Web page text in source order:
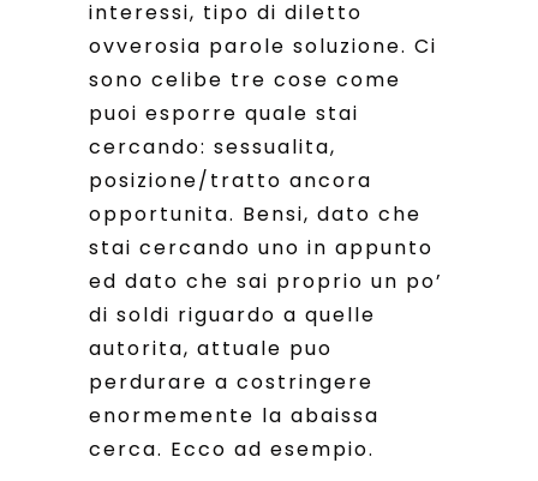
interessi, tipo di diletto
ovverosia parole soluzione. Ci
sono celibe tre cose come
puoi esporre quale stai
cercando: sessualita,
posizione/tratto ancora
opportunita. Bensi, dato che
stai cercando uno in appunto
ed dato che sai proprio un po’
di soldi riguardo a quelle
autorita, attuale puo
perdurare a costringere
enormemente la abaissa
cerca. Ecco ad esempio.